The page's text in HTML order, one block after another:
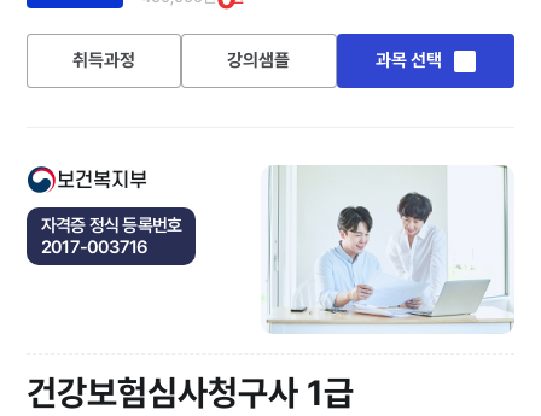
취득과정 강의샘플 과목 선택
보건복지부
자격증 정식 등록번호
2017-003716
건강보험심사청구사 1급